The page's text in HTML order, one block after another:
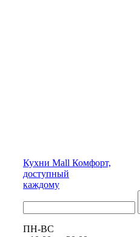
Кухни Mall Комфорт,
доступный
каждому
ПН-ВС